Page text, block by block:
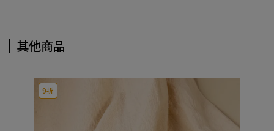
其他商品
9折